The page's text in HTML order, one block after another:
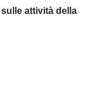
attività della